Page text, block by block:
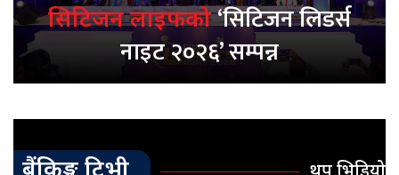
सिटिजन लाइफको‘सिटिजन लिडर्स
नाइट २०२६’ सम्पन्न